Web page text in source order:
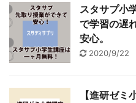
スタサプ小
で学習の遅
安心。
2020/9/22
【進研ゼ